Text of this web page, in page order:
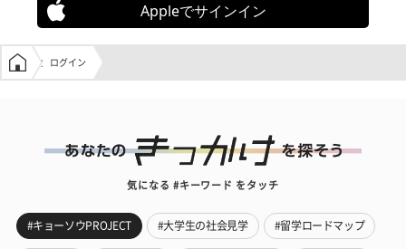
Appleでサインイン
学生の窓口トップ
ログイン
気になる #キーワード をタッチ
#キョーソウPROJECT #大学生の社会見学 #留学ロードマップ